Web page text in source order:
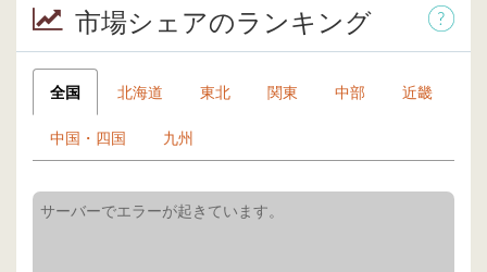
市場シェアのランキング
全国 北海道 東北 関東 中部 近畿
中国・四国 九州